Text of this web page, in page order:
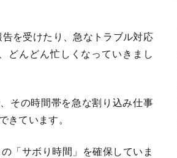
を受けたり、急なトラブル対応
どんどん忙しくなっていきまし
その時間帯を急な割り込み仕事
ています。
「サボり時間」を確保していま